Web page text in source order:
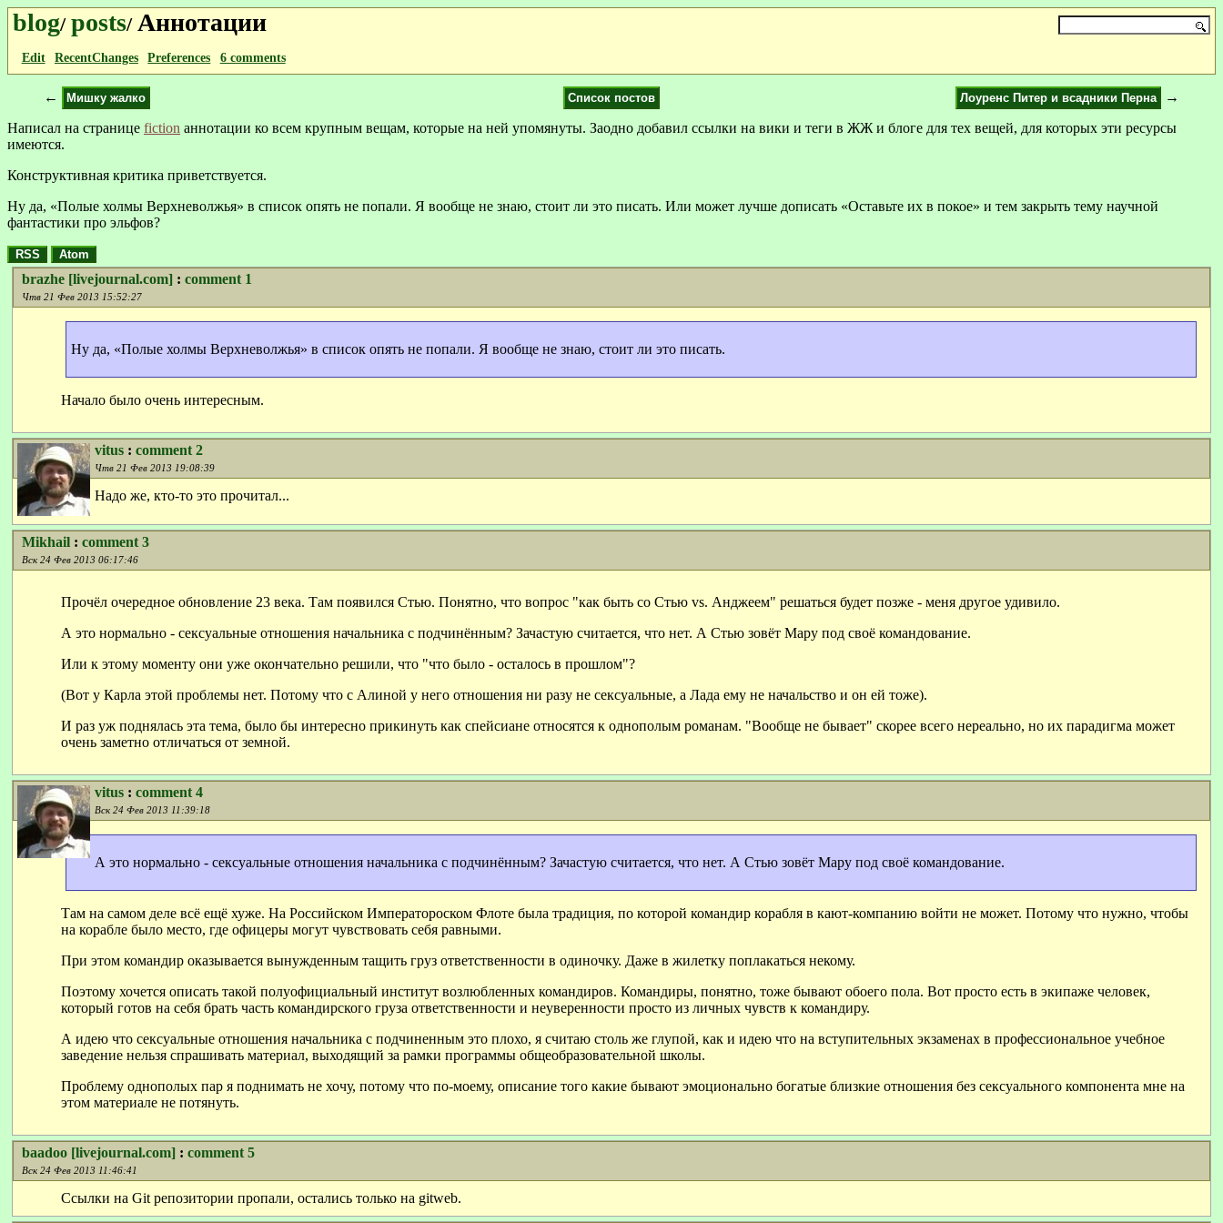
blog/ posts/ Аннотации
Edit RecentChanges Preferences 6 comments
← Мишку жалко Список постов Лоуренс Питер и всадники Перна
→
Написал на странице fiction аннотации ко всем крупным вещам, которые на ней упомянуты. Заодно добавил ссылки на вики и теги в ЖЖ и блоге для тех вещей, для которых эти ресурсы
имеются.
Конструктивная критика приветствуется.
Ну да, «Полые холмы Верхневолжья» в список опять не попали. Я вообще не знаю, стоит ли это писать. Или может лучше дописать «Оставьте их в покое» и тем закрыть тему научной
фантастики про эльфов?
RSS Atom
brazhe [livejournal.com] : comment 1
Чтв 21 Фев 2013 15:52:27
Ну да, «Полые холмы Верхневолжья» в список опять не попали. Я вообще не знаю, стоит ли это писать.
Начало было очень интересным.
vitus : comment 2
Чтв 21 Фев 2013 19:08:39
Надо же, кто-то это прочитал...
Mikhail : comment 3
Вск 24 Фев 2013 06:17:46
Прочёл очередное обновление 23 века. Там появился Стью. Понятно, что вопрос "как быть со Стью vs. Анджеем" решаться будет позже - меня другое удивило.
А это нормально - сексуальные отношения начальника с подчинённым? Зачастую считается, что нет. А Стью зовёт Мару под своё командование.
Или к этому моменту они уже окончательно решили, что "что было - осталось в прошлом"?
(Вот у Карла этой проблемы нет. Потому что с Алиной у него отношения ни разу не сексуальные, а Лада ему не начальство и он ей тоже).
И раз уж поднялась эта тема, было бы интересно прикинуть как спейсиане относятся к однополым романам. "Вообще не бывает" скорее всего нереально, но их парадигма может
очень заметно отличаться от земной.
vitus : comment 4
Вск 24 Фев 2013 11:39:18
А это нормально - сексуальные отношения начальника с подчинённым? Зачастую считается, что нет. А Стью зовёт Мару под своё командование.
Там на самом деле всё ещё хуже. На Российском Императороском Флоте была традиция, по которой командир корабля в кают-компанию войти не может. Потому что нужно, чтобы
на корабле было место, где офицеры могут чувствовать себя равными.
При этом командир оказывается вынужденным тащить груз ответственности в одиночку. Даже в жилетку поплакаться некому.
Поэтому хочется описать такой полуофициальный институт возлюбленных командиров. Командиры, понятно, тоже бывают обоего пола. Вот просто есть в экипаже человек,
который готов на себя брать часть командирского груза ответственности и неуверенности просто из личных чувств к командиру.
А идею что сексуальные отношения начальника с подчиненным это плохо, я считаю столь же глупой, как и идею что на вступительных экзаменах в профессиональное учебное
заведение нельзя спрашивать материал, выходящий за рамки программы общеобразовательной школы.
Проблему однополых пар я поднимать не хочу, потому что по-моему, описание того какие бывают эмоционально богатые близкие отношения без сексуального компонента мне на
этом материале не потянуть.
baadoo [livejournal.com] : comment 5
Вск 24 Фев 2013 11:46:41
Ссылки на Git репозитории пропали, остались только на gitweb.